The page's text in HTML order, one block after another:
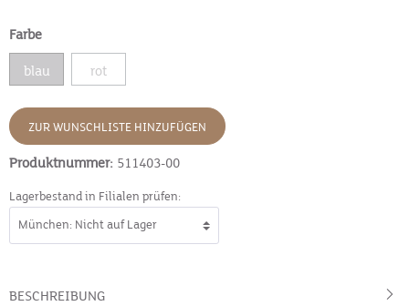
Farbe
blau rot
ZUR WUNSCHLISTE HINZUFÜGEN
Produktnummer: 511403-00
Lagerbestand in Filialen prüfen:
BESCHREIBUNG